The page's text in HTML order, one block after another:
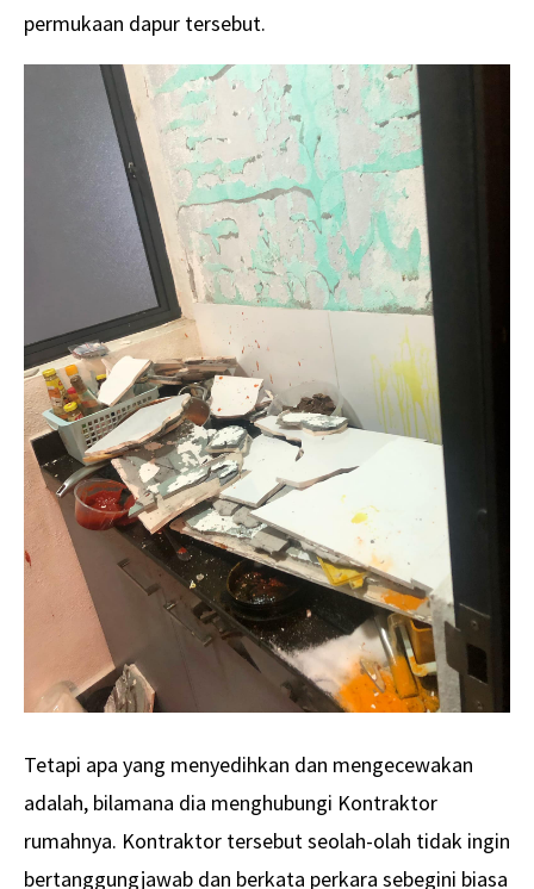
permukaan dapur tersebut.
Tetapi apa yang menyedihkan dan mengecewakan
adalah, bilamana dia menghubungi Kontraktor
rumahnya. Kontraktor tersebut seolah-olah tidak ingin
bertanggungjawab dan berkata perkara sebegini biasa